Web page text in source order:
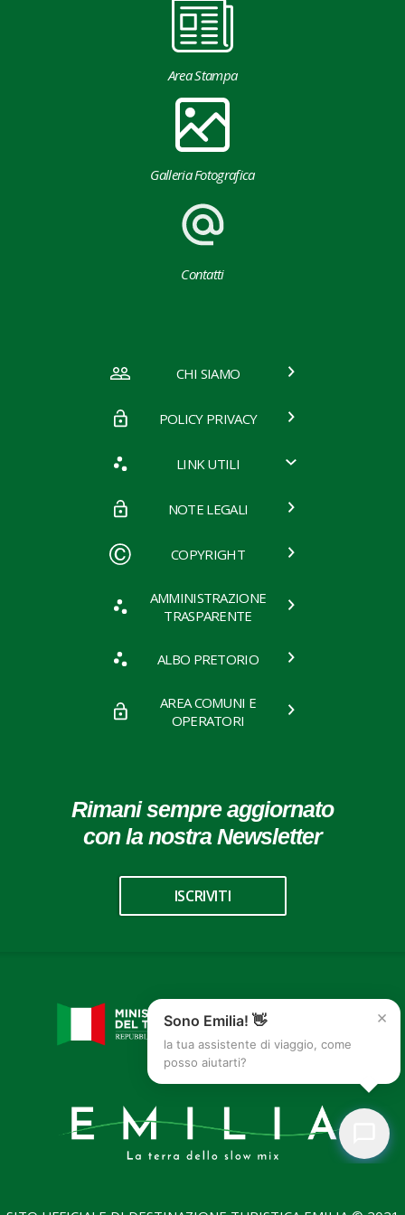
Area Stampa
Galleria Fotografica
Contatti
CHI SIAMO
POLICY PRIVACY
LINK UTILI
NOTE LEGALI
COPYRIGHT
AMMINISTRAZIONE
TRASPARENTE
ALBO PRETORIO
AREA COMUNI E
OPERATORI
Rimani sempre aggiornato
con la nostra Newsletter
ISCRIVITI
×
Sono Emilia! 👋
la tua assistente di viaggio, come
posso aiutarti?